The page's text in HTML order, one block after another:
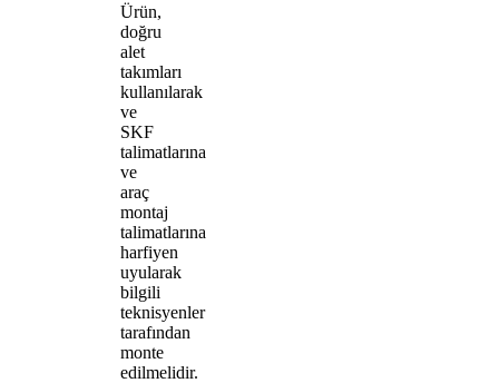
Ürün,
doğru
alet
takımları
kullanılarak
ve
SKF
talimatlarına
ve
araç
montaj
talimatlarına
harfiyen
uyularak
bilgili
teknisyenler
tarafından
monte
edilmelidir.